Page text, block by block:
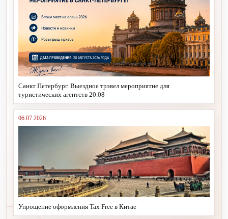
Санкт Петербург. Выездное трэвел мероприятие для
туристических агентств 20.08
06.07.2026
Упрощение оформления Tax Free в Китае